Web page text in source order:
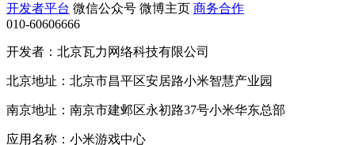
开发者平台 微信公众号 微博主页 商务合作
010-60606666
开发者：北京瓦力网络科技有限公司
北京地址：北京市昌平区安居路小米智慧产业园
南京地址：南京市建邺区永初路37号小米华东总部
应用名称：小米游戏中心